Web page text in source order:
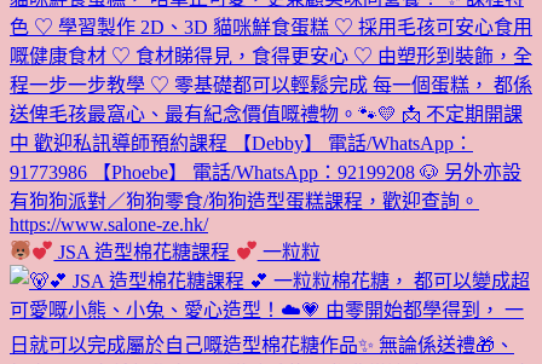
JSA 造型棉花糖課程 一粒粒